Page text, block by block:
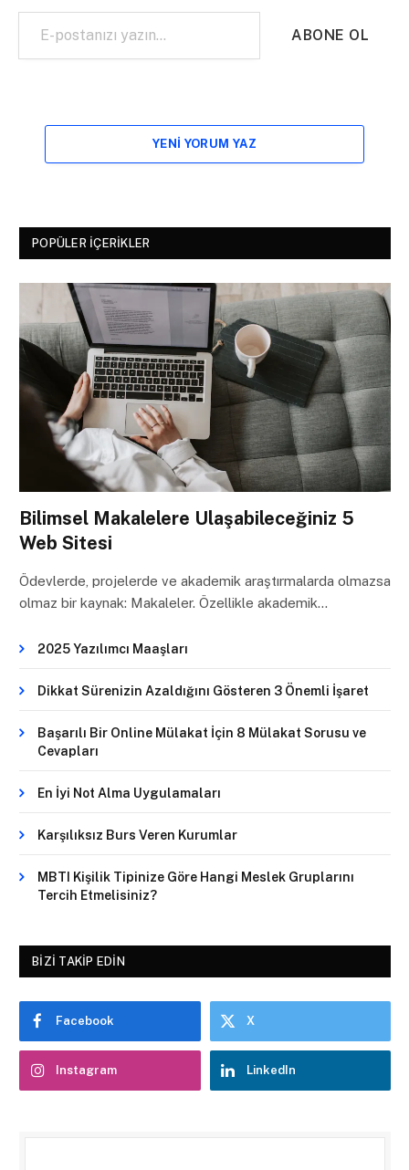
E-postanızı yazın…
ABONE OL
YENI YORUM YAZ
POPÜLER İÇERIKLER
Bilimsel Makalelere Ulaşabileceğiniz 5
Web Sitesi
Ödevlerde, projelerde ve akademik araştırmalarda olmazsa
olmaz bir kaynak: Makaleler. Özellikle akademik…
2025 Yazılımcı Maaşları
Dikkat Sürenizin Azaldığını Gösteren 3 Önemli İşaret
Başarılı Bir Online Mülakat İçin 8 Mülakat Sorusu ve
Cevapları
En İyi Not Alma Uygulamaları
Karşılıksız Burs Veren Kurumlar
MBTI Kişilik Tipinize Göre Hangi Meslek Gruplarını
Tercih Etmelisiniz?
BIZI TAKIP EDIN
Facebook X
Instagram LinkedIn